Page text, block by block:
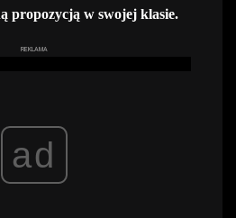
propozycją w swojej klasie.
REKLAMA
ad